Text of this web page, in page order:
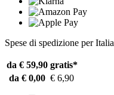
Spese di spedizione per Italia
da € 59,90 gratis*
da € 0,00 € 6,90